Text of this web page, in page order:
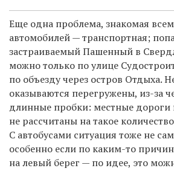
Еще одна проблема, знакомая
автомобилей — транспортная;
застраиваемый Пашенный в
можно только по улице
по объезду через остров Отдыха.
оказываются перегружены, из-за
длинные пробки: местные дороги
не рассчитаны на такое
С автобусами ситуация тоже не
особенно если по каким-то
на левый берег — по идее, это